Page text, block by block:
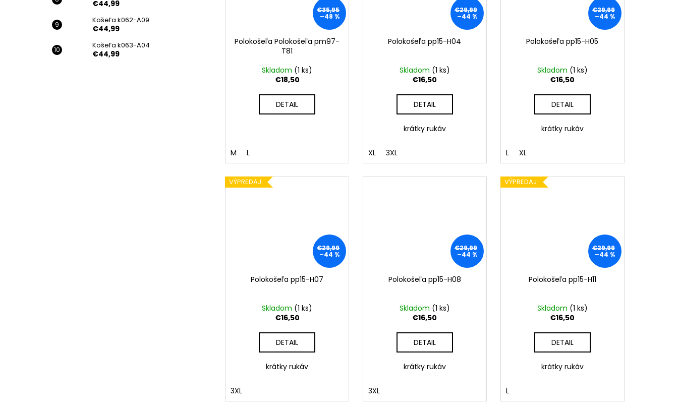
€44,99
Košeľa k062-A09
€44,99
Košeľa k063-A04
€44,99
€35,95
–48 %
Polokošeľa Polokošeľa pm97-
T81
Skladom (1 ks)
€18,50
DETAIL
M L
€29,99
–44 %
Polokošeľa pp15-H04
Skladom (1 ks)
€16,50
DETAIL
krátky rukáv
XL 3XL
€29,99
–44 %
Polokošeľa pp15-H05
Skladom (1 ks)
€16,50
DETAIL
krátky rukáv
L XL
VÝPREDAJ
€29,99
–44 %
Polokošeľa pp15-H07
Skladom (1 ks)
€16,50
DETAIL
krátky rukáv
3XL
€29,99
–44 %
Polokošeľa pp15-H08
Skladom (1 ks)
€16,50
DETAIL
krátky rukáv
3XL
VÝPREDAJ
€29,99
–44 %
Polokošeľa pp15-H11
Skladom (1 ks)
€16,50
DETAIL
krátky rukáv
L